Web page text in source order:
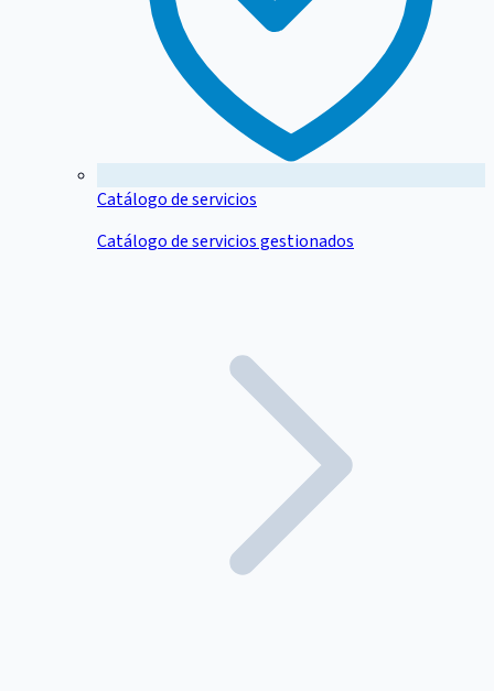
Catálogo de servicios
Catálogo de servicios gestionados